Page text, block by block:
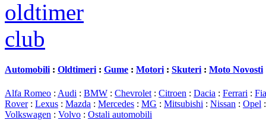
Automobili : Oldtimeri : Gume : Motori : Skuteri : Moto Novosti
Alfa Romeo : Audi : BMW : Chevrolet : Citroen : Dacia : Ferrari :
Rover: Lexus : Mazda : Mercedes : MG : Mitsubishi : Nissan : Opel
Volkswagen : Volvo : Ostali automobili